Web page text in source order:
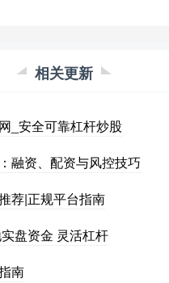
相关更新
_安全可靠杠杆炒股
融资、配资与风控技巧
荐|正规平台指南
盘资金 灵活杠杆
南